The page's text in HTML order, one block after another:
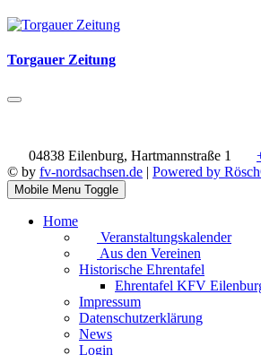
Torgauer Zeitung
04838 Eilenburg, Hartmannstraße 1
© by fv-nordsachsen.de | Powered by
Mobile Menu Toggle
Home
Veranstaltungskalender
Aus den Vereinen
Historische Ehrentafel
Ehrentafel KFV
Impressum
Datenschutzerklärung
News
Login